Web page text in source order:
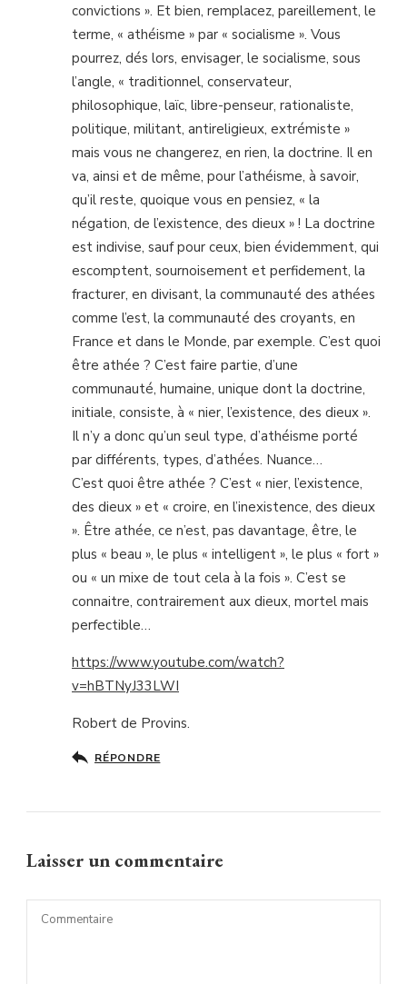
convictions ». Et bien, remplacez, pareillement, le
terme, « athéisme » par « socialisme ». Vous
pourrez, dés lors, envisager, le socialisme, sous
l’angle, « traditionnel, conservateur,
philosophique, laïc, libre-penseur, rationaliste,
politique, militant, antireligieux, extrémiste »
mais vous ne changerez, en rien, la doctrine. Il en
va, ainsi et de même, pour l’athéisme, à savoir,
qu’il reste, quoique vous en pensiez, « la
négation, de l’existence, des dieux » ! La doctrine
est indivise, sauf pour ceux, bien évidemment, qui
escomptent, sournoisement et perfidement, la
fracturer, en divisant, la communauté des athées
comme l’est, la communauté des croyants, en
France et dans le Monde, par exemple. C’est quoi
être athée ? C’est faire partie, d’une
communauté, humaine, unique dont la doctrine,
initiale, consiste, à « nier, l’existence, des dieux ».
Il n’y a donc qu’un seul type, d’athéisme porté
par différents, types, d’athées. Nuance…
C’est quoi être athée ? C’est « nier, l’existence,
des dieux » et « croire, en l’inexistence, des dieux
». Être athée, ce n’est, pas davantage, être, le
plus « beau », le plus « intelligent », le plus « fort »
ou « un mixe de tout cela à la fois ». C’est se
connaitre, contrairement aux dieux, mortel mais
perfectible…
https://www.youtube.com/watch?
v=hBTNyJ33LWI
Robert de Provins.
RÉPONDRE
Laisser un commentaire